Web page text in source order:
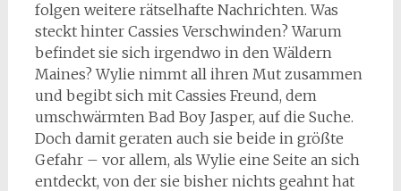
folgen weitere rätselhafte Nachrichten. Was
steckt hinter Cassies Verschwinden? Warum
befindet sie sich irgendwo in den Wäldern
Maines? Wylie nimmt all ihren Mut zusammen
und begibt sich mit Cassies Freund, dem
umschwärmten Bad Boy Jasper, auf die Suche.
Doch damit geraten auch sie beide in größte
Gefahr – vor allem, als Wylie eine Seite an sich
entdeckt, von der sie bisher nichts geahnt hat